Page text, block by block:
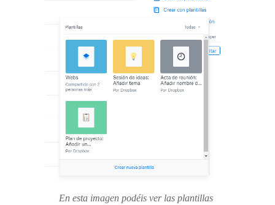
En esta imagen podéis ver las plantillas